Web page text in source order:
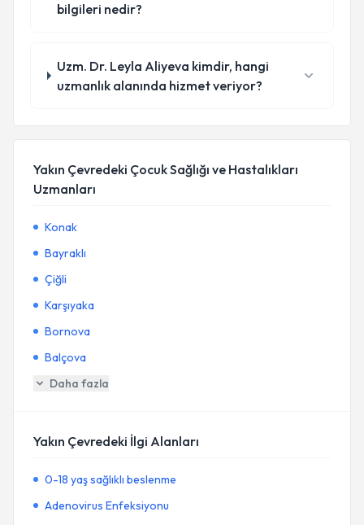
bilgileri nedir?
Uzm. Dr. Leyla Aliyeva kimdir, hangi
uzmanlık alanında hizmet veriyor?
Yakın Çevredeki Çocuk Sağlığı ve Hastalıkları
Uzmanları
Konak
Bayraklı
Çiğli
Karşıyaka
Bornova
Balçova
Daha fazla
Yakın Çevredeki İlgi Alanları
0-18 yaş sağlıklı beslenme
Adenovirus Enfeksiyonu